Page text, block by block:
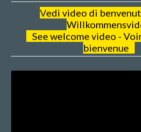
Vedi video di
See welcome video -
bienvenue